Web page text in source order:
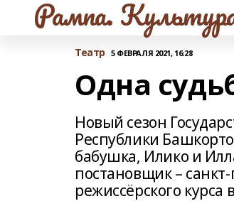
Рампа.
Театр 5 ФЕВРАЛЯ 2021, 16:28
Одна
Новый сезон
Республики
бабушка, Илико и
постановщик –
режиссёрского